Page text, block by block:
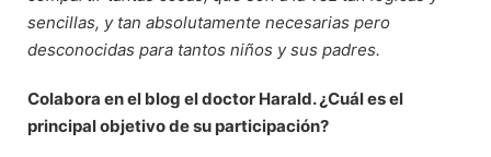
sencillas, y tan absolutamente necesarias pero
desconocidas para tantos niños y sus padres.
Colabora en el blog el doctor Harald. ¿Cuál es el
principal objetivo de su participación?